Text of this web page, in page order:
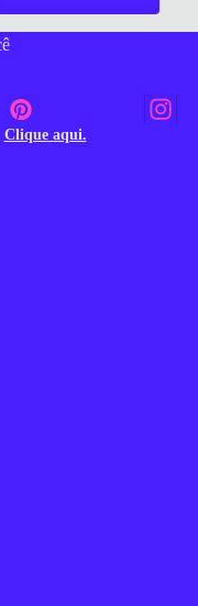
Clique aqui.